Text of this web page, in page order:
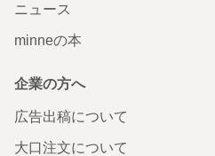
ニュース
minneの本
企業の方へ
広告出稿について
大口注文について